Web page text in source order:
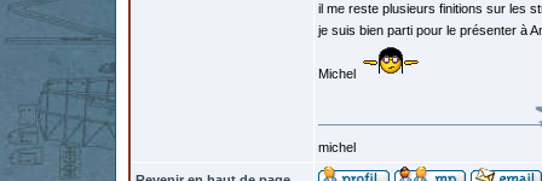
il me reste plusieurs finitions sur les
je suis bien parti pour le présenter à
Michel
michel